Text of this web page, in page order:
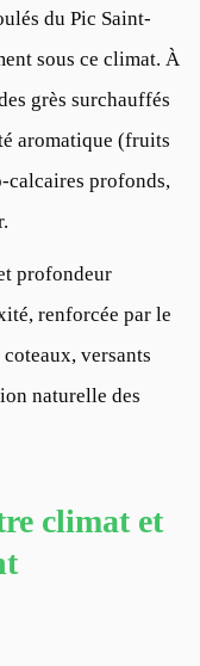
du Pic Saint-
sous ce climat. À
grès surchauffés
aromatique (fruits
calcaires profonds,
profondeur
renforcée par le
versants
naturelle des
climat et